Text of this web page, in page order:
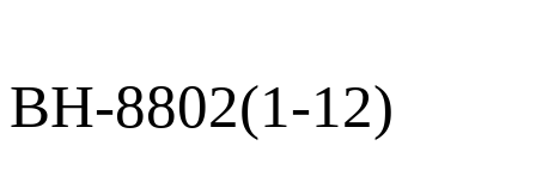
BH-8802(1-12)